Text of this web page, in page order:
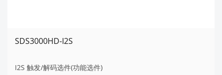
SDS3000HD-I2S
I2S 触发/解码选件(功能选件)